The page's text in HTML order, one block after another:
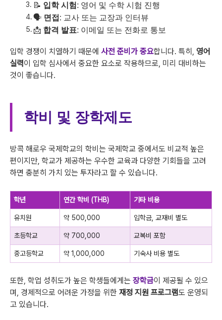
📝 입학 시험 : 영어 및 수학 시험 진행
🗣️ 면접 : 교사 또는 교장과 인터뷰
📩 합격 발표: 이메일 또는 전화로 통보
입학 경쟁이 치열하기 때문에 사전 준비가 중요합니다. 특히, 영어
실력이 입학 심사에서 중요한 요소로 작용하므로, 미리 대비하는
것이 좋습니다.
학비 및 장학제도
방콕 해로우 국제학교의 학비는 국제학교 중에서도 비교적 높은
편이지만, 학교가 제공하는 우수한 교육과 다양한 기회들을 고려
하면 충분히 가치 있는 투자라고 할 수 있습니다.
학년 연간 학비 (THB) 기타 비용
유치원 약 500,000 입학금, 교재비 별도
초등학교 약 700,000 교복비 포함
중고등학교 약 1,000,000 기숙사 비용 별도
또한, 학업 성취도가 높은 학생들에게는 장학금이 제공될 수 있으
며, 경제적으로 어려운 가정을 위한 재정 지원 프로그램도 운영되
고 있습니다.